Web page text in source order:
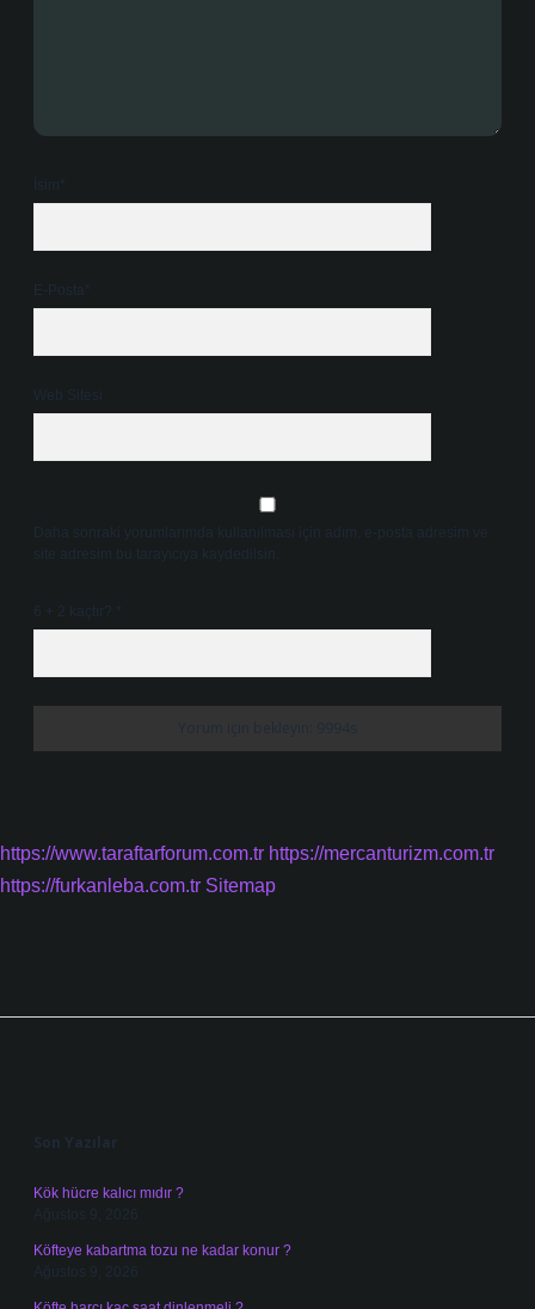
İsim*
E-Posta*
Web Sitesi
Daha sonraki yorumlarımda kullanılması için adım, e-posta adresim ve
site adresim bu tarayıcıya kaydedilsin.
6 + 2 kaçtır?
https://www.taraftarforum.com.tr https://mercanturizm.com.tr
https://furkanleba.com.tr Sitemap
Son Yazılar
Kök hücre kalıcı mıdır ?
Ağustos 9, 2026
Köfteye kabartma tozu ne kadar konur ?
Ağustos 9, 2026